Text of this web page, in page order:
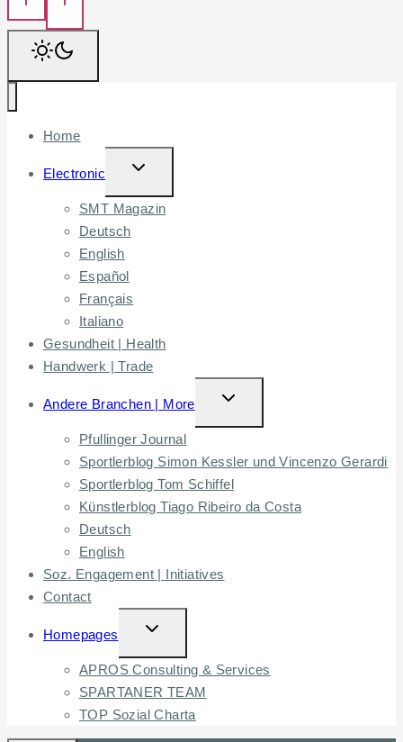
Home
Electronic
TOGGLE
CHILD
MENU
SMT Magazin
Deutsch
English
Español
Français
Italiano
Gesundheit | Health
Handwerk | Trade
Andere Branchen | More
TOGGLE
CHILD
Pfullinger Journal
Sportlerblog Simon Kessler und Vincenzo Gerardi
Sportlerblog Tom Schiffel
Künstlerblog Tiago Ribeiro da Costa
Deutsch
English
Soz. Engagement | Initiatives
Contact
Homepages
TOGGLE
CHILD
MENU
APROS Consulting & Services
SPARTANER TEAM
TOP Sozial Charta